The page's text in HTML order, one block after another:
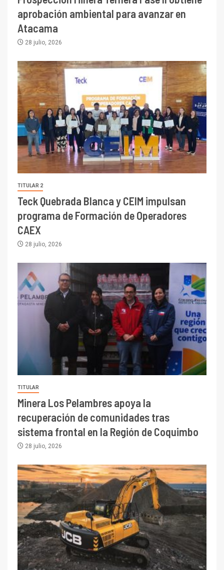
aprobación ambiental para avanzar en
Atacama
28 julio, 2026
TITULAR 2
Teck Quebrada Blanca y CEIM impulsan
programa de Formación de Operadores
CAEX
28 julio, 2026
TITULAR
Minera Los Pelambres apoya la
recuperación de comunidades tras
sistema frontal en la Región de Coquimbo
28 julio, 2026